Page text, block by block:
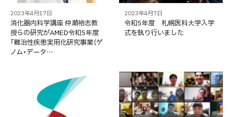
2023年4月17日
消化器内科学講座 仲瀬裕志教
授らの研究がAMED令和5年度
「難治性疾患実用化研究事業（ゲ
ノム・データ…
2023年4月7日
令和5年度 札幌医科大学入学
式を執り行いました